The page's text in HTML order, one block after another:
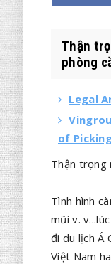
Thận
phòng
Legal
of
Thận trọng
Tình hình
mũi v.
đi du lịch Á
Việt Nam